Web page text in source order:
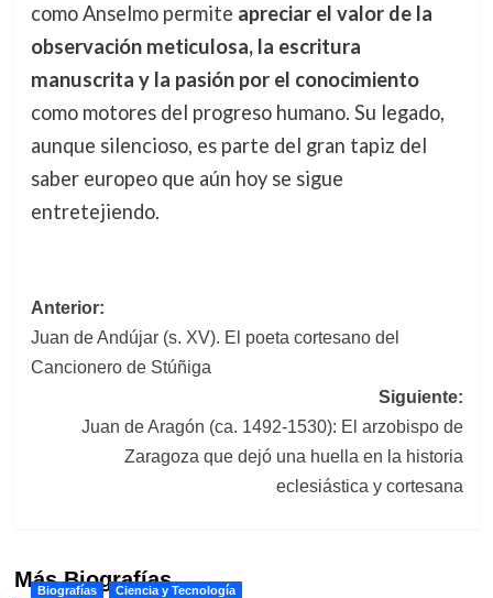
como Anselmo permite apreciar el valor de la
observación meticulosa, la escritura
manuscrita y la pasión por el conocimiento
como motores del progreso humano. Su legado,
aunque silencioso, es parte del gran tapiz del
saber europeo que aún hoy se sigue
entretejiendo.
Navegación
de
Anterior:
Juan de Andújar (s. XV). El poeta cortesano del
Cancionero de Stúñiga
Siguiente:
Juan de Aragón (ca. 1492-1530): El arzobispo de
Zaragoza que dejó una huella en la historia
eclesiástica y cortesana
Más Biografías
Biografías Ciencia y Tecnología